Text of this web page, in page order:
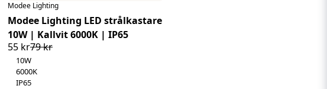
Modee Lighting
Modee Lighting LED strålkastare
10W | Kallvit 6000K | IP65
79 kr
55 kr
10W
6000K
IP65